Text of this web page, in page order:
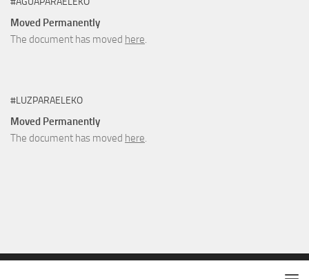
Moved Permanently
The document has moved here.
#LUZPARAELEKO
Moved Permanently
The document has moved here.